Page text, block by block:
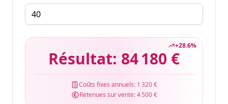
+28.6%
Résultat: 84 180 €
Coûts fixes annuels: 1 320 €
Retenues sur vente:4 500 €